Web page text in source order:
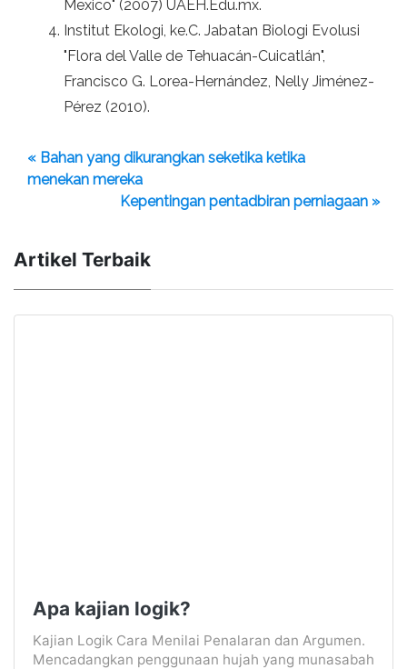
Mexico" (2007) UAEH.Edu.mx.
Institut Ekologi, ke.C. Jabatan Biologi Evolusi
"Flora del Valle de Tehuacán-Cuicatlán",
Francisco G. Lorea-Hernández, Nelly Jiménez-
Pérez (2010).
« Bahan yang dikurangkan seketika ketika
menekan mereka
Kepentingan pentadbiran perniagaan »
Artikel Terbaik
Apa kajian logik?
Kajian Logik Cara Menilai Penalaran dan Argumen.
Mencadangkan penggunaan hujah yang munasabah